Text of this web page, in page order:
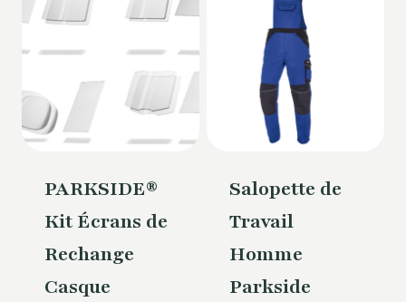
PARKSIDE®
Kit Écrans de
Rechange
Casque
Salopette de
Travail
Homme
Parkside